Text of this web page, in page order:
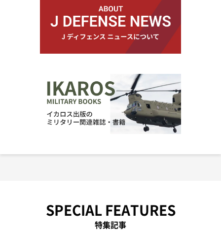
SPECIAL FEATURES
特集記事